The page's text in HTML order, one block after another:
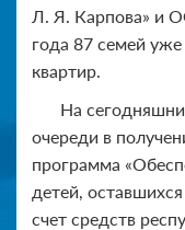
Л. Я. Карпова» и
года 87 семей
квартир.
На
очереди в
программа
детей,
счет средств